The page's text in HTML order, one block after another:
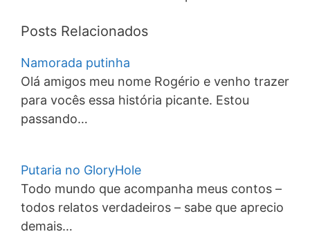
Posts Relacionados
Namorada putinha
Olá amigos meu nome Rogério e venho trazer
para vocês essa história picante. Estou
passando…
Putaria no GloryHole
Todo mundo que acompanha meus contos –
todos relatos verdadeiros – sabe que aprecio
demais…